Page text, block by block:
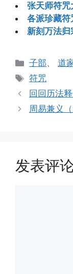
张天师符咒
各派珍藏符
新刻万法归
分
类
子部、道
标
签
符咒
回回历法释
周易兼义
发表评